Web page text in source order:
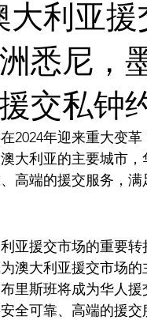
AI 艺术馆
利亚
悉尼，
交私钟
2024年迎来重大变
大利亚的主要城市
亚援交市场的重要转
澳大利亚援交市场
里斯班将成为华人
全可靠、高端的援